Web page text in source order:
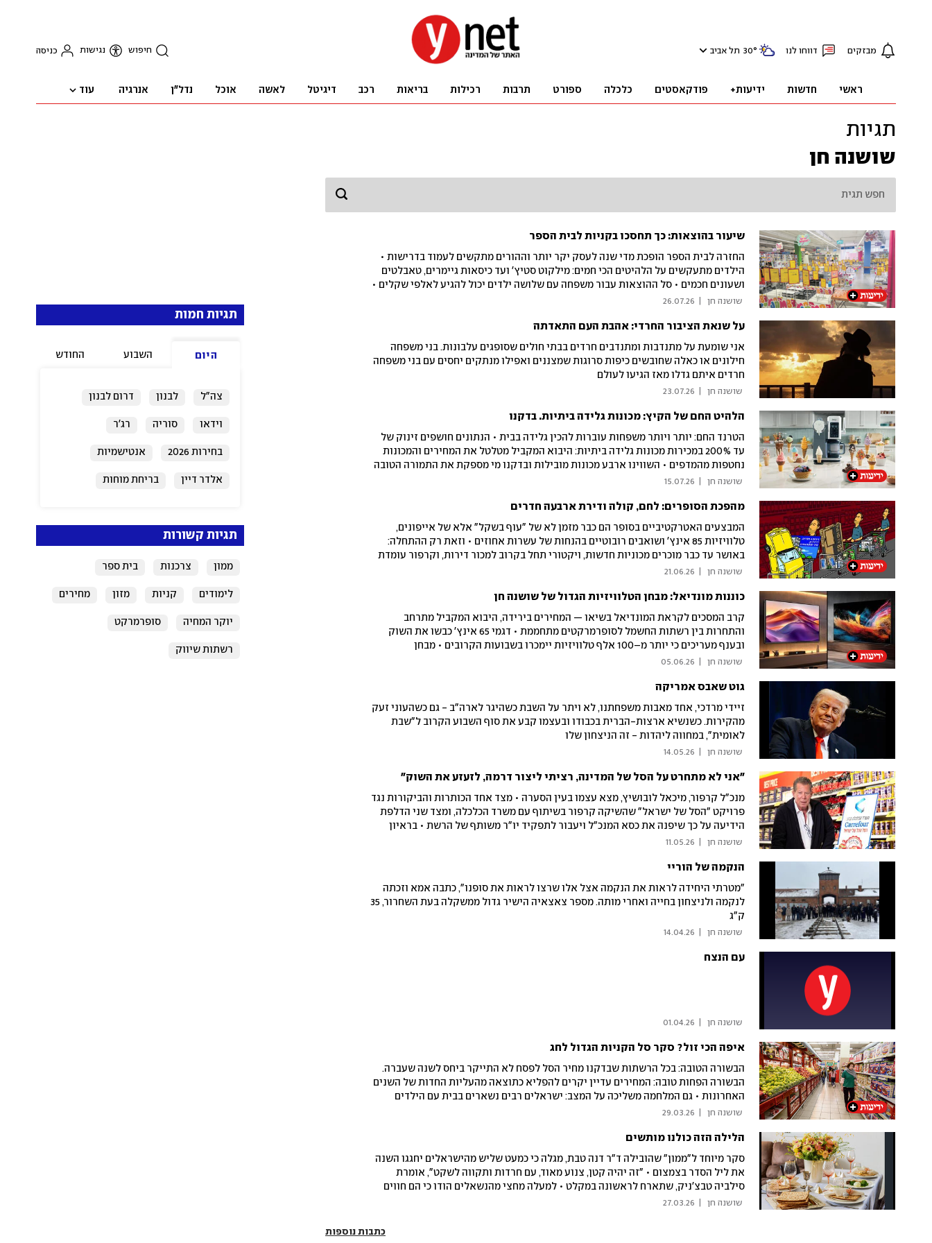
מבזקים דווחו לנו 30° תל אביב חיפוש נגישות כניסה
ראשי חדשות ידיעות+ פודקאסטים כלכלה ספורט תרבות רכילות בריאות רכב דיגיטל לאשה אוכל נדל"ן אנרגיה עוד
תגיות
שושנה חן
שיעור בהוצאות: כך תחסכו בקניות לבית הספר
החזרה לבית הספר הופכת מדי שנה לעסק יקר יותר וההורים מתקשים לעמוד בדרישות •
הילדים מתעקשים על הלהיטים הכי חמים: מילקוט סטיץ' ועד כיסאות גיימרים, טאבלטים
ושעונים חכמים • סל ההוצאות עבור משפחה עם שלושה ילדים יכול להגיע לאלפי שקלים •
בסיוע המועצה הישראלית לצרכנות בדקנו איפה הכי משתלם לקנות, איך שינו חנויות
שושנה חן 26.07.26
על שנאת הציבור החרדי: אהבת העם התאדתה
אני שומעת על מתנדבות ומתנדבים חרדים בבתי חולים שסופגים עלבונות. בני משפחה
חילונים או כאלה שחובשים כיפות סרוגות שמצננים ואפילו מנתקים יחסים עם בני משפחה
חרדים איתם גדלו מאז הגיעו לעולם
שושנה חן 23.07.26
הלהיט החם של הקיץ: מכונות גלידה ביתיות. בדקנו
הטרנד החם: יותר ויותר משפחות עוברות להכין גלידה בבית • הנתונים חושפים זינוק של
עד 200% במכירות מכונות גלידה ביתיות: היבוא המקביל מטלטל את המחירים והמכונות
נחטפות מהמדפים • השווינו ארבע מכונות מובילות ובדקנו מי מספקת את התמורה הטובה
ביותר
שושנה חן 15.07.26
מהפכת הסופרים: לחם, קולה ודירת ארבעה חדרים
המבצעים האטרקטיביים בסופר הם כבר מזמן לא של "עוף בשקל" אלא של אייפונים,
טלוויזיות 85 אינץ' ושואבים רובוטיים בהנחות של עשרות אחוזים • וזאת רק ההתחלה:
באושר עד כבר מוכרים מכוניות חדשות, ויקטורי תחל בקרוב למכור דירות, וקרפור עומדת
להשיק מחלקות לרהיטים ולכלי בית בתוך הסופרים • רשתות השיווק מרחיבות את
אבל האם זה באמת משתלם לצרכן?
שושנה חן 21.06.26
כוננות מונדיאל: מבחן הטלוויזיות הגדול של שושנה חן
קרב המסכים לקראת המונדיאל בשיאו — המחירים בירידה, היבוא המקביל מתרחב
והתחרות בין רשתות החשמל לסופרמרקטים מתחממת • דגמי 65 אינץ' כבשו את השוק
ובענף מעריכים כי יותר מ–100 אלף טלוויזיות יימכרו בשבועות הקרובים • מבחן
שושנה חן 05.06.26
גוט שאבס אמריקה
זיידי מרדכי, אחד מאבות משפחתנו, לא ויתר על השבת כשהיגר לארה"ב - גם כשהעוני זעק
מהקירות. כשנשיא ארצות-הברית בכבודו ובעצמו קבע את סוף השבוע הקרוב ל"שבת
לאומית", במחווה ליהדות - זה הניצחון שלו
שושנה חן 14.05.26
"אני לא מתחרט על הסל של המדינה, רציתי ליצור דרמה, לזעזע את השוק"
מנכ"ל קרפור, מיכאל לובושיץ, מצא עצמו בעין הסערה • מצד אחד הכותרות והביקורות נגד
פרויקט "הסל של ישראל" שהשיקה קרפור בשיתוף עם משרד הכלכלה, ומצד שני הדלפת
הידיעה על כך שיפנה את כסא המנכ"ל ויעבור לתפקיד יו"ר משותף של הרשת • בראיון
בלעדי הוא מגיב לכל הטענות נגד הסל, מודה שיש מה לשפר אבל מסביר למה לדעתו עדיין
הסל, לא אני. הוא לא מושלם, אבל גם אני לא מושלם"
שושנה חן 11.05.26
הנקמה של הוריי
"מטרתי היחידה לראות את הנקמה אצל אלו שרצו לראות את סופנו", כתבה אמא וזכתה
לנקמה ולניצחון בחייה ואחרי מותה. מספר צאצאיה הישיר גדול ממשקלה בעת השחרור, 35
ק"ג
שושנה חן 14.04.26
עם הנצח
שושנה חן 01.04.26
איפה הכי זול? סקר סל הקניות הגדול לחג
הבשורה הטובה: בכל הרשתות שבדקנו מחיר הסל לפסח לא התייקר ביחס לשנה שעברה.
הבשורה הפחות טובה: המחירים עדיין יקרים להפליא כתוצאה מהעליות החדות של השנים
האחרונות • גם המלחמה משליכה על המצב: ישראלים רבים נשארים בבית עם הילדים
שהחביאה את המבצעים
שושנה חן 29.03.26
הלילה הזה כולנו מותשים
סקר מיוחד ל"ממון" שהובילה ד"ר דנה טבת, מגלה כי כמעט שליש מהישראלים יחגגו השנה
את ליל הסדר בצמצום • "זה יהיה קטן, צנוע מאוד, עם חרדות ותקווה לשקט", אומרת
סילביה טבצ'ניק, שתארח לראשונה במקלט • למעלה מחצי מהנשאלים הודו כי הם חווים
שושנה חן 27.03.26
כתבות נוספות
תגיות חמות
היום השבוע החודש
צה"ל לבנון דרום לבנון
וידאו סוריה רג'ר
בחירות 2026 אנטישמיות
אלדר דיין בריחת מוחות
תגיות קשורות
ממון צרכנות בית ספר
לימודים קניות מזון מחירים
יוקר המחיה סופרמרקט
רשתות שיווק